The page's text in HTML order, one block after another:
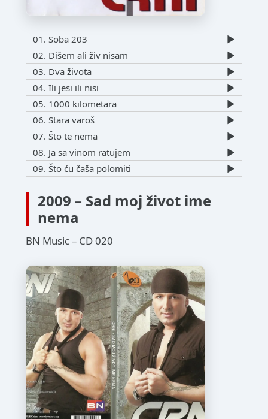
01. Soba 203
▶️
02. Dišem ali živ nisam
▶️
03. Dva života
▶️
04. Ili jesi ili nisi
▶️
05. 1000 kilometara
▶️
06. Stara varoš
▶️
07. Što te nema
▶️
08. Ja sa vinom ratujem
▶️
09. Što ću čaša polomiti
▶️
2009 – Sad moj život ime
nema
BN Music – CD 020